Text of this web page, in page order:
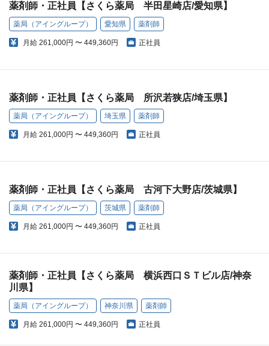
薬剤師・正社員【さくら薬局 半田星崎店/愛知県】
薬局（アイングループ） 愛知県 薬剤師
月給 261,000円 〜 449,360円 正社員
薬剤師・正社員【さくら薬局 所沢若狭店/埼玉県】
薬局（アイングループ） 埼玉県 薬剤師
月給 261,000円 〜 449,360円 正社員
薬剤師・正社員【さくら薬局 古河下大野店/茨城県】
薬局（アイングループ） 茨城県 薬剤師
月給 261,000円 〜 449,360円 正社員
薬剤師・正社員【さくら薬局 横浜西口ＳＴビル店/神奈
川県】
薬局（アイングループ） 神奈川県 薬剤師
月給 261,000円 〜 449,360円 正社員